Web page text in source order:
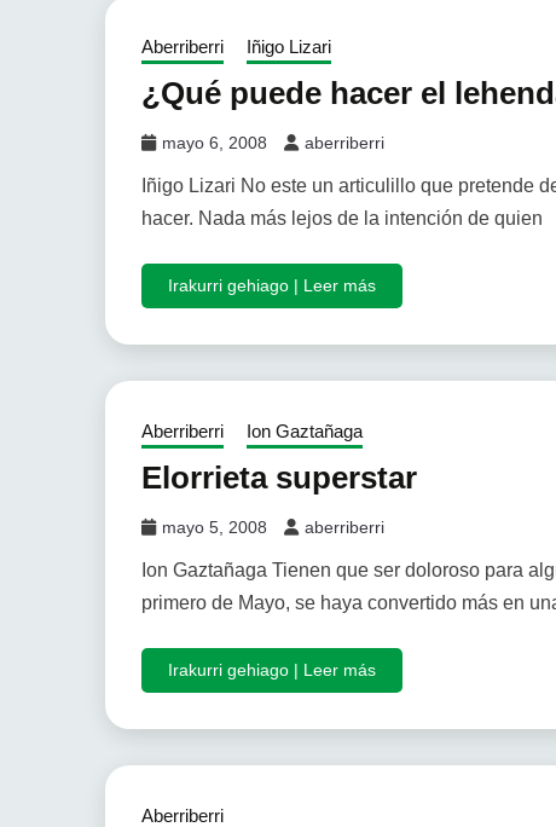
Aberriberri Iñigo Lizari
¿Qué puede hacer el
mayo 6, 2008 aberriberri
Iñigo Lizari No este un articulillo que pretende
hacer. Nada más lejos de la intención de quien
Irakurri gehiago | Leer más
Aberriberri Ion Gaztañaga
Elorrieta superstar
mayo 5, 2008 aberriberri
Ion Gaztañaga Tienen que ser doloroso para
primero de Mayo, se haya convertido más en
Irakurri gehiago | Leer más
Aberriberri